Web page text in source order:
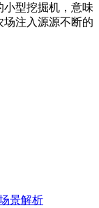
型挖掘机，意味
注入源源不断的
景解析